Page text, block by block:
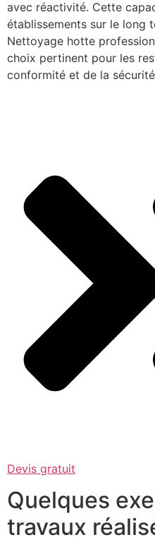
avec réactivité. Cette
établissements sur le long
Nettoyage hotte
choix pertinent pour les
conformité et de la
Devis gratuit
Quelques
travaux